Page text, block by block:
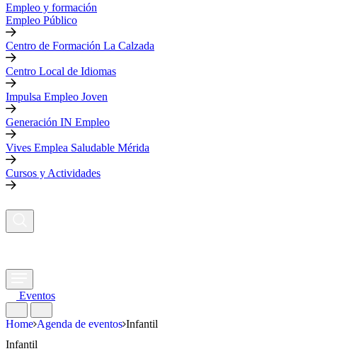
Empleo y formación
Empleo Público
Centro de Formación La Calzada
Centro Local de Idiomas
Impulsa Empleo Joven
Generación IN Empleo
Vives Emplea Saludable Mérida
Cursos y Actividades
Eventos
Home Agenda de eventos Infantil
Infantil